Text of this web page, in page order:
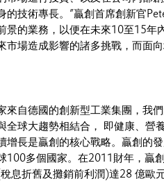
的技術專長。”贏創首席創新官
景的業務，以便在未來10至15年
市場造成影響的諸多挑戰，而面
來自德國的創新型工業集團，我
全球大趨勢相結合， 即健康、營
增長是贏創的核心戰略。贏創的
100多個國家。在2011財年，贏
息折舊及攤銷前利潤)達28 億歐